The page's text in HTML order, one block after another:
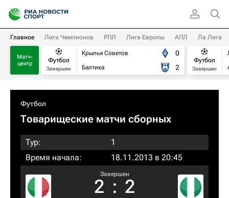
Главное Лига Чемпионов РПЛ Лига Европы АПЛ Ла Лига
Матч-
центр
Футбол
Завершен
Крылья Советов
Балтика
0
2
Футбол
Завершен
Футбол
Товарищеские матчи сборных
Тур:
1
Время начала:
18.11.2013 в 20:45
Завершен
2 : 2